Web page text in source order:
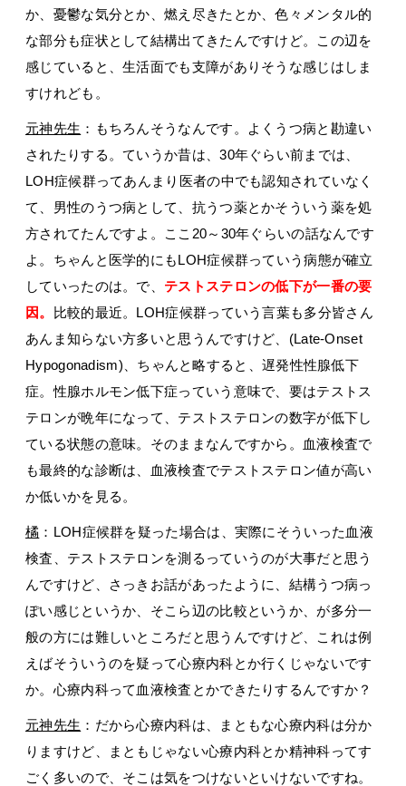
か、憂鬱な気分とか、燃え尽きたとか、色々メンタル的
な部分も症状として結構出てきたんですけど。この辺を
感じていると、生活面でも支障がありそうな感じはしま
すけれども。
元神先生 ：もちろんそうなんです。よくうつ病と勘違い
されたりする。ていうか昔は、30年ぐらい前までは、
LOH症候群ってあんまり医者の中でも認知されていなく
て、男性のうつ病として、抗うつ薬とかそういう薬を処
方されてたんですよ。ここ20～30年ぐらいの話なんです
よ。ちゃんと医学的にもLOH症候群っていう病態が確立
していったのは。で、 テストステロンの低下が一番の要
因。
比較的最近。LOH症候群っていう言葉も多分皆さん
あんま知らない方多いと思うんですけど、(Late-Onset
Hypogonadism)、ちゃんと略すると、遅発性性腺低下
症。性腺ホルモン低下症っていう意味で、要はテストス
テロンが晩年になって、テストステロンの数字が低下し
ている状態の意味。そのままなんですから。血液検査で
も最終的な診断は、血液検査でテストステロン値が高い
か低いかを見る。
橘 ：LOH症候群を疑った場合は、実際にそういった血液
検査、テストステロンを測るっていうのが大事だと思う
んですけど、さっきお話があったように、結構うつ病っ
ぽい感じというか、そこら辺の比較というか、が多分一
般の方には難しいところだと思うんですけど、これは例
えばそういうのを疑って心療内科とか行くじゃないです
か。心療内科って血液検査とかできたりするんですか？
元神先生 ：だから心療内科は、まともな心療内科は分か
りますけど、まともじゃない心療内科とか精神科ってす
ごく多いので、そこは気をつけないといけないですね。